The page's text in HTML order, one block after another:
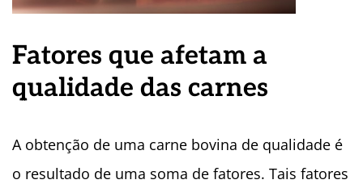
Fatores que afetam a
qualidade das carnes
A obtenção de uma carne bovina de qualidade é
o resultado de uma soma de fatores. Tais fatores